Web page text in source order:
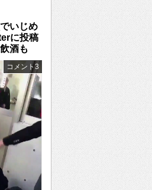
いじめ
に投稿
酒も
コメント3